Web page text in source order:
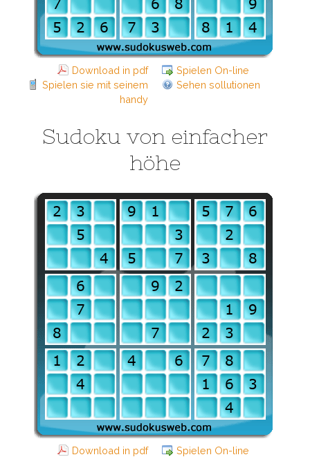
Download in pdf
Spielen On-line
Spielen sie mit seinem
handy
Sehen sollutionen
Sudoku von einfacher
höhe
Download in pdf
Spielen On-line